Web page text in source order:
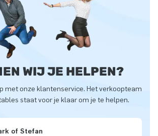
WIJ JE HELPEN?
met onze klantenservice. Het verkoopteam
staat voor je klaar om je te helpen.
of Stefan